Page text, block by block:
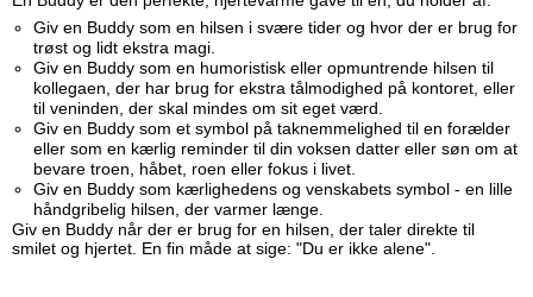
Giv en Buddy som en hilsen i svære tider og hvor der er brug for
trøst og lidt ekstra magi.
Giv en Buddy som en humoristisk eller opmuntrende hilsen til
kollegaen, der har brug for ekstra tålmodighed på kontoret, eller
til veninden, der skal mindes om sit eget værd.
Giv en Buddy som et symbol på taknemmelighed til en forælder
eller som en kærlig reminder til din voksen datter eller søn om at
bevare troen, håbet, roen eller fokus i livet.
Giv en Buddy som kærlighedens og venskabets symbol - en lille
håndgribelig hilsen, der varmer længe.
Giv en Buddy når der er brug for en hilsen, der taler direkte til
smilet og hjertet. En fin måde at sige: "Du er ikke alene".